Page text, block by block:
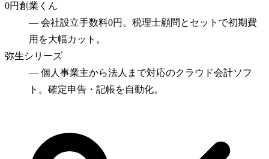
0円創業くん
— 会社設立手数料0円。税理士顧問とセットで初期費
用を大幅カット。
弥生シリーズ
— 個人事業主から法人まで対応のクラウド会計ソフ
ト。確定申告・記帳を自動化。